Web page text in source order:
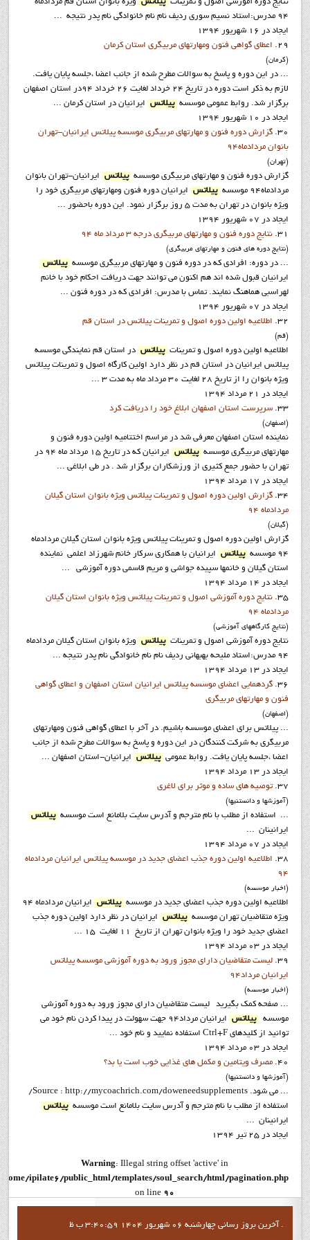
نتايج دوره آموزشي اصول و تمرينات پيلاتس
ويژه بانوان استان قم مردادماه
94 مدرس:استاد نسيم سوري رديف نام نام خانوادگي نام پدر نتيجه ...
ایجاد در 16 شهریور 1394
29.
اعطای گواهی فنون ومهارتهای مربیگری استان کرمان
(کرمان)
... در این دوره و پاسخ به سوالات مطرح شده از جانب اعضا ،جلسه پایان یافت.
لازم به ذکر است دوره در تاريخ 24 خرداد لغايت 26 خرداد 94در استان اصفهان
برگزار شد. روابط عمومي موسسه
پيلاتس
ايرانيان در استان کرمان ...
ایجاد در 10 شهریور 1394
30.
گزارش دوره فنون و مهارتهاي مربيگري موسسه پيلاتس ايرانيان-تهران
بانوان مردادماه94
(تهران)
گزارش دوره فنون و مهارتهاي مربيگري موسسه
پيلاتس
ايرانيان-تهران بانوان
مردادماه94 موسسه
پيلاتس
ايرانيان دوره فنون ومهارتهاي مربيگري خود را
ويژه بانوان در تهران به مدت 5 روز برگزار نمود. اين دوره باحضور ...
ایجاد در 07 شهریور 1394
31.
نتايج دوره فنون و مهارتهاي مربيگري درجه 3 مرداد ماه 94
(نتايج دوره هاي فنون و مهارتهاي مربيگري)
... در دوره: افرادي که در دوره فنون و مهارتهاي مربيگري موسسه
پيلاتس
ايرانيان قبول شده اند هم اکنون مي توانند جهت دريافت احکام خود با خانم
لهراسبي هماهنگ نمايند. تماس با مدرس: افرادي که در دوره فنون ...
ایجاد در 07 شهریور 1394
32.
اطلاعيه اولين دوره اصول و تمرينات پيلاتس در استان قم
(قم)
اطلاعيه اولين دوره اصول و تمرينات
پيلاتس در استان قم نمایندگی موسسه
پیلاتس ایرانیان در استان قم در نظر دارد اولین کارگاه اصول و تمرینات پیلاتس
ویژه بانوان را از تاریخ 28 لغایت 30 مرداد ماه به مدت ۳ ...
ایجاد در 21 مرداد 1394
33.
سرپرست استان اصفهان ابلاغ خود را دريافت کرد
(اصفهان)
نماينده استان اصفهان معرفي شد در مراسم اختتاميه اولين دوره فنون و
مهارتهاي مربيگري موسسه
پيلاتس
ايرانيان که در تاريخ 15 مرداد ماه 94 در
تهران با حضور جمع کثيري از ورزشکاران برگزار شد . در طي ابلاغي ...
ایجاد در 17 مرداد 1394
34.
گزارش اولین دوره اصول و تمرینات پیلاتس ویژه بانوان استان گيلان
مردادماه 94
(گيلان)
گزارش اولین دوره اصول و تمرینات پیلاتس ویژه بانوان استان گيلان مردادماه
94 موسسه
پيلاتس
ايرانيان با همکاري سرکار خانم شهرزاد اعلمي نماينده
استان گيلان و خانمها سپيده جواشي و مريم قاسمي دوره آموزشي ...
ایجاد در 14 مرداد 1394
35.
نتايج دوره آموزشي اصول و تمرينات پيلاتس ويژه بانوان استان گيلان
مردادماه 94
(نتايج کارگاههاي آموزشي)
نتايج دوره آموزشي اصول و تمرينات
پيلاتس
ويژه بانوان استان گيلان مردادماه
94 مدرس:استاد مليحه بهبهاني رديف نام نام خانوادگي نام پدر نتيجه ...
ایجاد در 13 مرداد 1394
36.
گردهمایی اعضای موسسه پیلاتس ایرانیان استان اصفهان و اعطای گواهی
فنون و مهارتهای مربیگری
(اصفهان)
... پیلاتس برای اعضاي موسسه باشيم. در آخر با اعطای گواهی فنون ومهارتهای
مربیگری به شرکت کنندگان در این دوره و پاسخ به سوالات مطرح شده از جانب
اعضا ،جلسه پایان یافت. روابط عمومي
پيلاتس
ايرانيان-استان اصفهان ...
ایجاد در 13 مرداد 1394
37.
توصیه های ساده و موثر برای لاغری
(آموزشها و دانستنيها)
... استفاده از مطلب با نام مترجم و آدرس سايت بلامانع است موسسه
پيلاتس
ايرانينان ...
ایجاد در 07 مرداد 1394
38.
اطلاعيه اولين دوره جذب اعضاي جديد در موسسه پيلاتس ايرانيان مردادماه
94
(اخبار موسسه)
اطلاعيه اولين دوره جذب اعضاي جديد در موسسه
پيلاتس
ايرانيان مردادماه 94
ويژه متقاضيان تهران موسسه
پيلاتس
ايرانيان در نظر دارد اولين دوره جذب
اعضاي جديد خود را ويژه بانوان تهران از تاريخ 11 لغايت 15 ...
ایجاد در 03 مرداد 1394
39.
ليست متقاضيان داراي مجوز ورود به دوره آموزشي موسسه پيلاتس
ايرانيان مرداد94
(اخبار موسسه)
... صفحه کمک بگيريد ليست متقاضيان داراي مجوز ورود به دوره آموزشي
موسسه
پيلاتس
ايرانيان مرداد94 جهت سهولت در پيدا کردن نام خود مي
توانيد از کليدهاي Ctrl+F استفاده نماييد و نام خود ...
ایجاد در 03 مرداد 1394
40.
مصرف ویتامین و مکمل های غذایی خوب است یا بد؟
(آموزشها و دانستنيها)
... می شود. Source : http://mycoachrich.com/doweneedsupplements/
استفاده از مطلب با نام مترجم و آدرس سايت بلامانع است موسسه
پيلاتس
ايرانينان ...
ایجاد در 25 تیر 1394
Warning: Illegal string offset 'active' in
home/ipilate6/public_html/templates/soul_search/html/pagination.php
on line 90
Warning: Illegal string offset 'active' in
home/ipilate6/public_html/templates/soul_search/html/pagination.php
آخرين بروز رساني چهارشنبه 06 شهریور 1404 3:40:59 ب ظ .